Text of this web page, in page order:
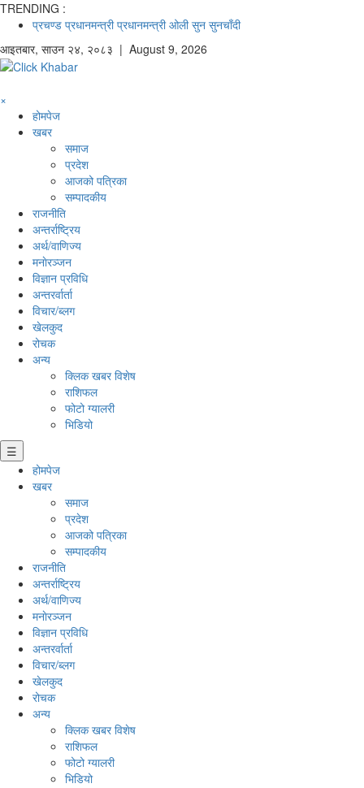
TRENDING :
प्रचण्ड प्रधानमन्त्री प्रधानमन्त्री ओली सुन सुनचाँदी
आइतबार, साउन २४, २०८३ | August 9, 2026
×
होमपेज
खबर
समाज
प्रदेश
आजको पत्रिका
सम्पादकीय
राजनीति
अन्तर्राष्ट्रिय
अर्थ/वाणिज्य
मनाेरञ्जन
विज्ञान प्रविधि
अन्तरर्वार्ता
विचार/ब्लग
खेलकुद
रोचक
अन्य
क्लिक खबर विशेष
राशिफल
फोटो ग्यालरी
भिडियो
☰
होमपेज
खबर
समाज
प्रदेश
आजको पत्रिका
सम्पादकीय
राजनीति
अन्तर्राष्ट्रिय
अर्थ/वाणिज्य
मनाेरञ्जन
विज्ञान प्रविधि
अन्तरर्वार्ता
विचार/ब्लग
खेलकुद
रोचक
अन्य
क्लिक खबर विशेष
राशिफल
फोटो ग्यालरी
भिडियो